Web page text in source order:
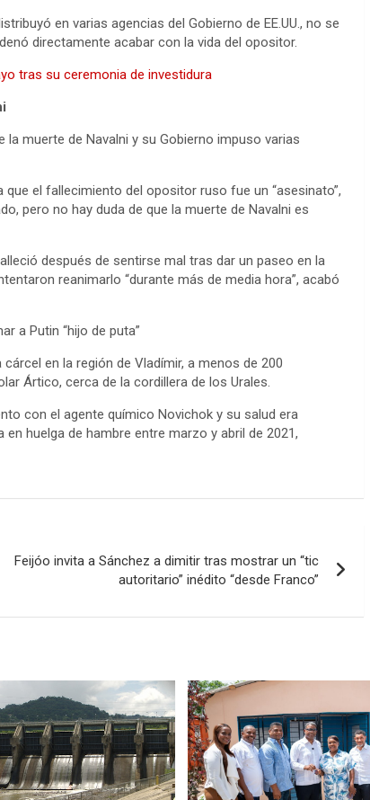
en varias agencias del Gobierno de EE.UU., no se
directamente acabar con la vida del opositor.
tras su ceremonia de investidura
muerte de Navalni y su Gobierno impuso varias
el fallecimiento del opositor ruso fue un “asesinato”,
pero no hay duda de que la muerte de Navalni es
después de sentirse mal tras dar un paseo en la
reanimarlo “durante más de media hora”, acabó
a Putin “hijo de puta”
en la región de Vladímir, a menos de 200
Ártico, cerca de la cordillera de los Urales.
con el agente químico Novichok y su salud era
huelga de hambre entre marzo y abril de 2021,
Feijóo invita a Sánchez a dimitir tras mostrar un “tic
autoritario” inédito “desde Franco”